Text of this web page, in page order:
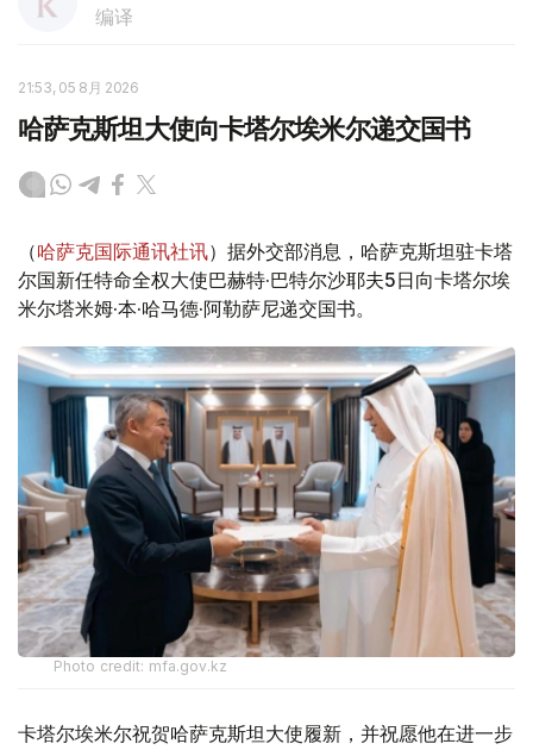
编译
21:53, 05 8月 2026
哈萨克斯坦大使向卡塔尔埃米尔递交国书
（哈萨克国际通讯社讯）据外交部消息，哈萨克斯坦驻卡塔
尔国新任特命全权大使巴赫特·巴特尔沙耶夫5日向卡塔尔埃
米尔塔米姆·本·哈马德·阿勒萨尼递交国书。
Photo credit: mfa.gov.kz
卡塔尔埃米尔祝贺哈萨克斯坦大使履新，并祝愿他在进一步